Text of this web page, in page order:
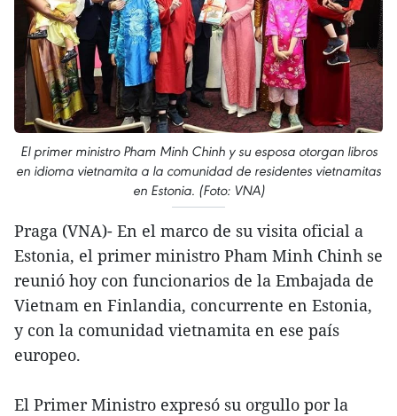
El primer ministro Pham Minh Chinh y su esposa otorgan libros
en idioma vietnamita a la comunidad de residentes vietnamitas
en Estonia. (Foto: VNA)
Praga (VNA)- En el marco de su visita oficial a
Estonia, el primer ministro Pham Minh Chinh se
reunió hoy con funcionarios de la Embajada de
Vietnam en Finlandia, concurrente en Estonia,
y con la comunidad vietnamita en ese país
europeo.
El Primer Ministro expresó su orgullo por la